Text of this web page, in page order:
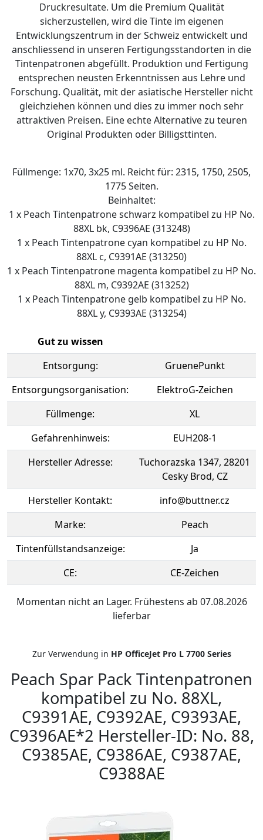
Druckresultate. Um die Premium Qualität
sicherzustellen, wird die Tinte im eigenen
Entwicklungszentrum in der Schweiz entwickelt und
anschliessend in unseren Fertigungsstandorten in die
Tintenpatronen abgefüllt. Produktion und Fertigung
entsprechen neusten Erkenntnissen aus Lehre und
Forschung. Qualität, mit der asiatische Hersteller nicht
gleichziehen können und dies zu immer noch sehr
attraktiven Preisen. Eine echte Alternative zu teuren
Original Produkten oder Billigsttinten.
Füllmenge: 1x70, 3x25 ml. Reicht für: 2315, 1750, 2505,
1775 Seiten.
Beinhaltet:
1 x Peach Tintenpatrone schwarz kompatibel zu HP No.
88XL bk, C9396AE (313248)
1 x Peach Tintenpatrone cyan kompatibel zu HP No.
88XL c, C9391AE (313250)
1 x Peach Tintenpatrone magenta kompatibel zu HP No.
88XL m, C9392AE (313252)
1 x Peach Tintenpatrone gelb kompatibel zu HP No.
88XL y, C9393AE (313254)
Gut zu wissen
Entsorgung:
GruenePunkt
Entsorgungsorganisation:
ElektroG-Zeichen
Füllmenge:
XL
Gefahrenhinweis:
EUH208-1
Hersteller Adresse:
Tuchorazska 1347, 28201
Cesky Brod, CZ
Hersteller Kontakt:
info@buttner.cz
Marke:
Peach
Tintenfüllstandsanzeige:
Ja
CE:
CE-Zeichen
Momentan nicht an Lager. Frühestens ab 07.08.2026
lieferbar
Zur Verwendung in HP OfficeJet Pro L 7700 Series
Peach Spar Pack Tintenpatronen
kompatibel zu No. 88XL,
C9391AE, C9392AE, C9393AE,
C9396AE*2 Hersteller-ID: No. 88,
C9385AE, C9386AE, C9387AE,
C9388AE